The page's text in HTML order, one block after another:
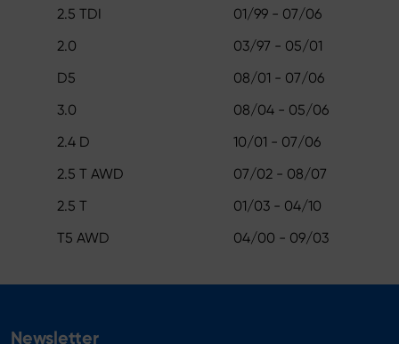
2.5 TDI
01/99 - 07/06
2.0
03/97 - 05/01
D5
08/01 - 07/06
3.0
08/04 - 05/06
2.4 D
10/01 - 07/06
2.5 T AWD
07/02 - 08/07
2.5 T
01/03 - 04/10
T5 AWD
04/00 - 09/03
Newsletter